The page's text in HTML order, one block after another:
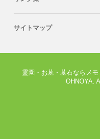
サイトマップ
霊園・お墓・墓石ならメ
OHNOYA.